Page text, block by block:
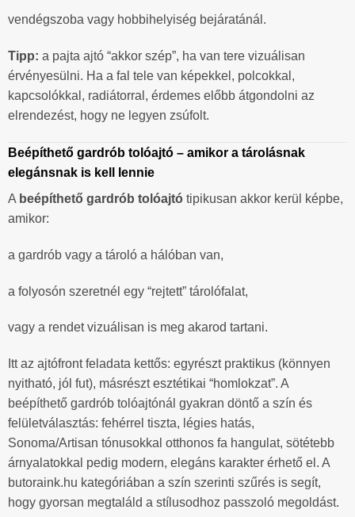
vendégszoba vagy hobbihelyiség bejáratánál.
Tipp: a pajta ajtó “akkor szép”, ha van tere vizuálisan
érvényesülni. Ha a fal tele van képekkel, polcokkal,
kapcsolókkal, radiátorral, érdemes előbb átgondolni az
elrendezést, hogy ne legyen zsúfolt.
Beépíthető gardrób tolóajtó – amikor a tárolásnak
elegánsnak is kell lennie
A beépíthető gardrób tolóajtó tipikusan akkor kerül képbe,
amikor:
a gardrób vagy a tároló a hálóban van,
a folyosón szeretnél egy “rejtett” tárolófalat,
vagy a rendet vizuálisan is meg akarod tartani.
Itt az ajtófront feladata kettős: egyrészt praktikus (könnyen
nyitható, jól fut), másrészt esztétikai “homlokzat”. A
beépíthető gardrób tolóajtónál gyakran döntő a szín és
felületválasztás: fehérrel tiszta, légies hatás,
Sonoma/Artisan tónusokkal otthonos fa hangulat, sötétebb
árnyalatokkal pedig modern, elegáns karakter érhető el. A
butoraink.hu kategóriában a szín szerinti szűrés is segít,
hogy gyorsan megtaláld a stílusodhoz passzoló megoldást.